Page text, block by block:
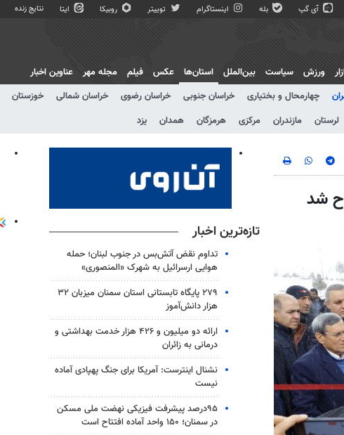
آی گپ بله اینستاگرام توییتر روبیکا ایتا نتایج زنده
ورزش سیاست بین‌الملل
استان‌ها
چهارمحال و بختیاری خراسان جنوبی خراسان رضوی خراسان شمالی خوزستان
لرستان مازندران مرکزی هرمزگان همدان یزد
عکس فیلم مجله مهر عناوین اخبار
تازه‌ترین اخبار
تداوم نقض آتش‌بس در جنوب لبنان؛ حمله
هوایی ارسرائیل به شهرک «المنصوری»
۲۷۹ پایگاه تابستانی استان سمنان میزبان ۳۲
هزار دانش‌آموز
ارائه دو میلیون و ۴۲۶ هزار خدمت بهداشتی و
درمانی به زائران
نشنال اینترست: آمریکا برای جنگ پهپادی آماده
نیست
۹۵درصد پیشرفت فیزیکی نهضت ملی مسکن
در سمنان؛ ۱۵۰ واحد آماده افتتاح است